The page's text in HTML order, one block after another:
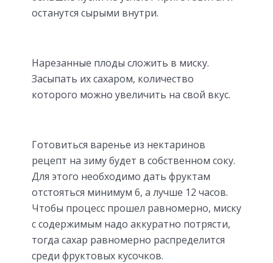
останутся сырыми внутри.
Нарезанные плоды сложить в миску.
Засыпать их сахаром, количество
которого можно увеличить на свой вкус.
Готовиться варенье из нектаринов
рецепт на зиму будет в собственном соку.
Для этого необходимо дать фруктам
отстояться минимум 6, а лучше 12 часов.
Чтобы процесс прошел равномерно, миску
с содержимым надо аккуратно потрясти,
тогда сахар равномерно распределится
среди фруктовых кусочков.